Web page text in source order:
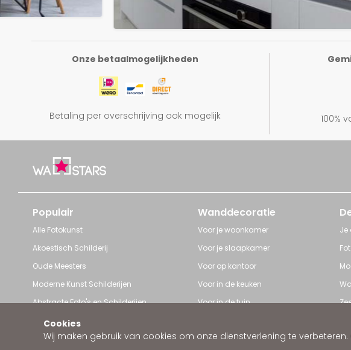
Cookies
Wij maken gebruik van cookies om onze dienstverlening te
Onze betaalmogelijkheden
Betaling per overschrijving ook mogelijk 100%
Populair
Alle Fotokunst
Akoestisch Schilderij
Oude Meesters
Moderne Kunst Schilderijen
Abstracte Foto's en Schilderijen
Pop Art schilderijen
Art Frame van Wallstars
Wanddecoratie
Voor je woonkamer
Voor je slaapkamer
Voor op kantoor
Voor in de keuken
Voor in de tuin
Zakelijke wanddecoratie
Je